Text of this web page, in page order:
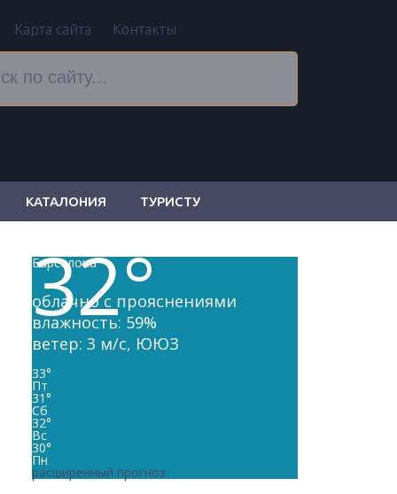
Карта сайта Контакты
КАТАЛОНИЯ ТУРИСТУ
Барселона
32°
облачно с прояснениями
влажность: 59%
ветер: 3 м/с, ЮЮЗ
33°
Пт
31°
Сб
32°
Вс
30°
Пн
расширенный прогноз